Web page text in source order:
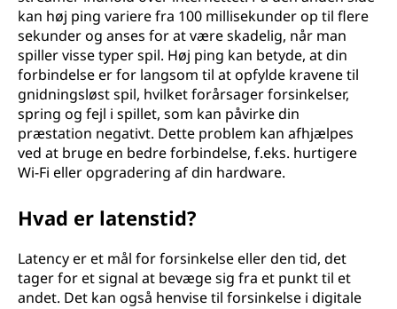
kan høj ping variere fra 100 millisekunder op til flere
sekunder og anses for at være skadelig, når man
spiller visse typer spil. Høj ping kan betyde, at din
forbindelse er for langsom til at opfylde kravene til
gnidningsløst spil, hvilket forårsager forsinkelser,
spring og fejl i spillet, som kan påvirke din
præstation negativt. Dette problem kan afhjælpes
ved at bruge en bedre forbindelse, f.eks. hurtigere
Wi-Fi eller opgradering af din hardware.
Hvad er latenstid?
Latency er et mål for forsinkelse eller den tid, det
tager for et signal at bevæge sig fra et punkt til et
andet. Det kan også henvise til forsinkelse i digitale